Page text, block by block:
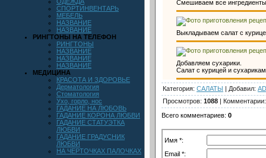
СПОРТИНВЕНТАРЬ
МЕБЕЛЬ
НАЗВАНИЕ
НАЗВАНИЕ
РИНГТОНЫ НА ТЕЛЕФОН
РИНГТОНЫ
НАЗВАНИЕ
НАЗВАНИЕ
НАЗВАНИЕ
МЕДИЦИНА
КРАСОТА И ЗДОРОВЬЕ
Дерматология
Стоматология
Ухо, горло, нос
ГАДАНИЕ НА ЛЮБОВЬ
ГАДАНИЕ КОРОНА ЛЮБВИ
ГАДАНИЕ СТАТУЭТКА
ЛЮБВИ
ГАДАНИЕ ГРАДУСНИК
ЛЮБВИ
НА ЧЕРТОЧКАХ ПАЛОЧКАХ
Смешиваем все ингредиенты
Выкладываем салат с
Добавляем сухарики.
Салат с курицей и
Категория: САЛАТЫ | Добавил:
Просмотров: 1088 | Комментарии
Всего комментариев: 0
Имя *:
Email *: